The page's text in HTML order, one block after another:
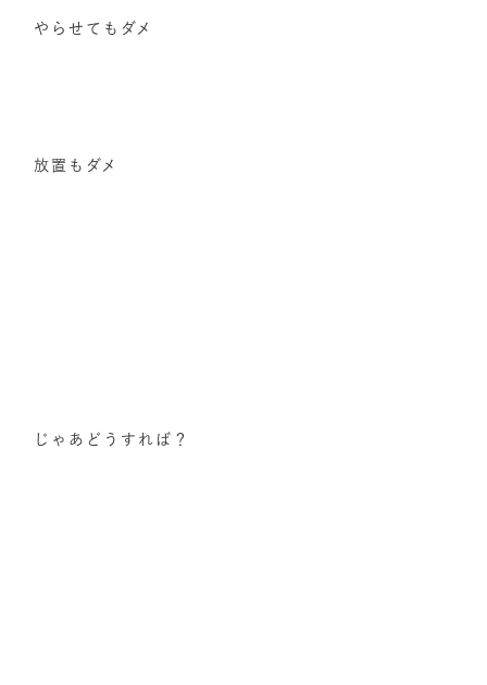
やらせてもダメ
放置もダメ
じゃあどうすれば？